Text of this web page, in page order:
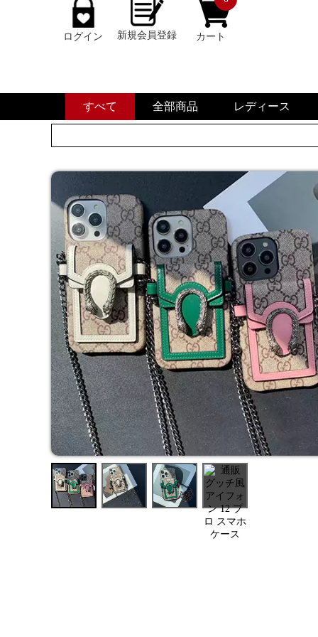
ログイン 新規会員登録 カート
すべて 全部商品 レディース